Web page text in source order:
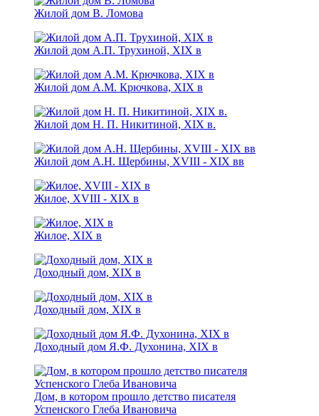
Жилой дом В. Ломова
Жилой дом А.П. Трухиной, XIX в
Жилой дом А.М. Крючкова, XIX в
Жилой дом Н. П. Никитиной, XIX в.
Жилой дом А.Н. Щербины, XVIII - ХIХ вв
Жилое, XVIII - XIX в
Жилое, XIX в
Доходный дом, ХIХ в
Доходный дом, XIX в
Доходный дом Я.Ф. Духонина, ХIХ в
Дом, в котором прошло детство писателя
Успенского Глеба Ивановича